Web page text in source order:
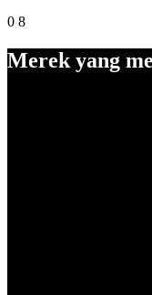
0 8
Merek yang